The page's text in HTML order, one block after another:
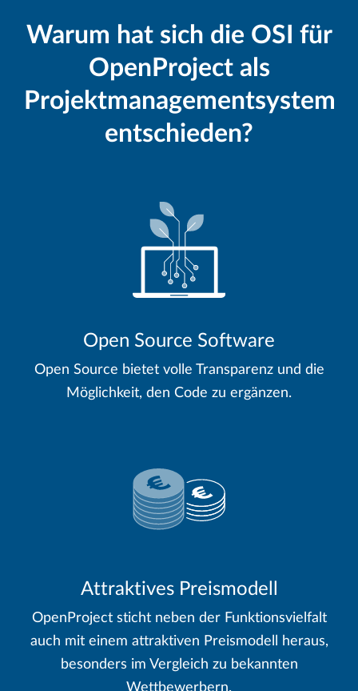
Warum hat sich die OSI für
OpenProject als
Projektmanagementsystem
entschieden?
Open Source Software
Open Source bietet volle Transparenz und die
Möglichkeit, den Code zu ergänzen.
Attraktives Preismodell
OpenProject sticht neben der Funktionsvielfalt
auch mit einem attraktiven Preismodell heraus,
besonders im Vergleich zu bekannten
Wettbewerbern.